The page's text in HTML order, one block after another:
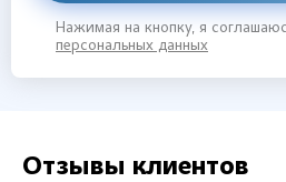
Нажимая на кнопку, я
персональных данных
Отзывы клиентов